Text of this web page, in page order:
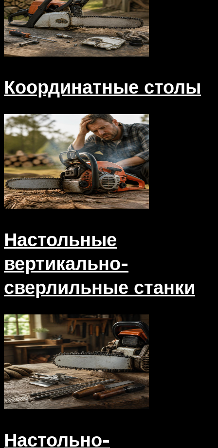
Координатные столы
Настольные
вертикально-
сверлильные станки
Настольно-